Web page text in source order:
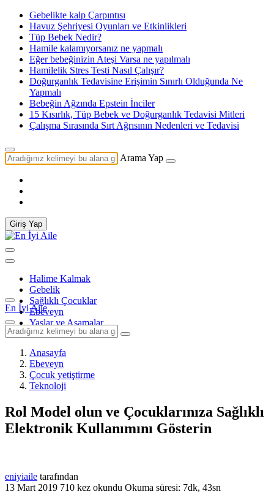
Gebelikte kalp Çarpıntısı
Havuz Şehriyesi Oyunları ve Etkinlikleri
Tüp Bebek Nedir?
Hamile kalamıyorsanız ne yapmalı
Eğer bebeğinizin Ateşi Varsa ne yapılmalı
Hamilelik Stres Testi Nasıl Çalışır?
Doğurganlık Tedavisine Erişimin Sınırlı Olduğunda Ne
Yapmalı
Bebeğin Ağzında Epstein İnciler
15 Kısırlık, Tüp Bebek ve Doğurganlık Tedavisi Mitleri
Çalışma Sırasında Sırt Ağrısının Nedenleri ve Tedavisi
Arama Yap
Giriş Yap
Halime Kalmak
Gebelik
Sağlıklı Çocuklar
Ebeveyn
Yaşlar ve Aşamalar
En İyi Aile
Anasayfa
Ebeveyn
Çocuk yetiştirme
Teknoloji
Rol Model olun ve Çocuklarınıza Sağlıklı
Elektronik Kullanımını Gösterin
eniyiaile tarafından
13 Mart 2019 710 kez okundu Okuma süresi: 7dk, 43sn